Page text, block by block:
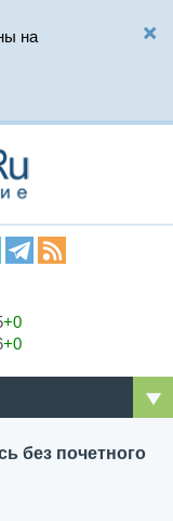
на
+0
+0
без почетного